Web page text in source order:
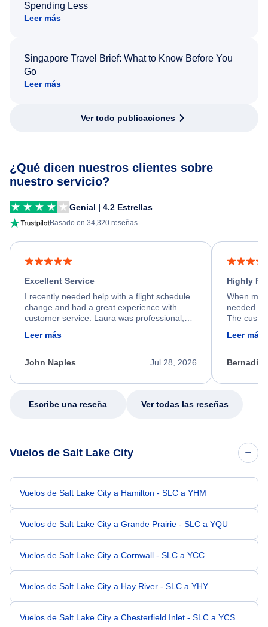
Spending Less
Leer más
Singapore Travel Brief: What to Know Before You
Go
Leer más
Ver todo publicaciones
¿Qué dicen nuestros clientes sobre
nuestro servicio?
Genial | 4.2 Estrellas
Basado en 34,320 reseñas
Excellent Service
I recently needed help with a flight schedule
change and had a great experience with
customer service. Laura was professional,
friendly, and very helpful throughout the
process. She quickly found a solution and
appreciate her excellent service.
Leer más
Jul 28, 2026
John Naples
Highly
When my
needed
The
calm,
my issue.
Leer más
Escribe una reseña Ver todas las reseñas
Vuelos de Salt Lake City
Vuelos de Salt Lake City a Hamilton - SLC a YHM
Vuelos de Salt Lake City a Grande Prairie - SLC a YQU
Vuelos de Salt Lake City a Cornwall - SLC a YCC
Vuelos de Salt Lake City a Hay River - SLC a YHY
Vuelos de Salt Lake City a Chesterfield Inlet - SLC a YCS